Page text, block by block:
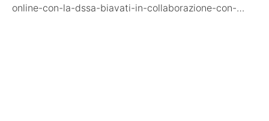
online-con-la-dssa-biavati-in-collaborazione-con-